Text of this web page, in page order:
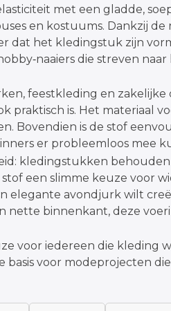
met een gladde,
en kostuums. Dankzij
dat het kledingstuk zijn
die streven
feestkleding en zakelijke
praktisch is. Het materiaal
Bovendien is de stof
er probleemloos mee
kledingstukken
een slimme keuze voor
elegante avondjurk wilt
nette binnenkant, deze
voor iedereen die kleding
voor modeprojecten